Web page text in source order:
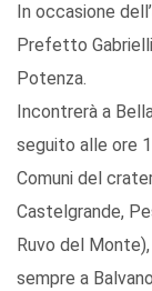
In occasione
Prefetto
Potenza.
Incontrerà a
seguito alle ore
Comuni del
Castelgrande,
Ruvo del
sempre a